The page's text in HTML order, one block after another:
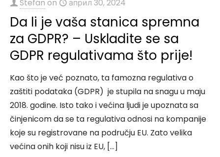
Stefan on април 30, 2024
Da li je vaša stanica spremna
za GDPR? – Uskladite se sa
GDPR regulativama što prije!
Kao što je već poznato, ta famozna regulativa o
zaštiti podataka (GDPR) je stupila na snagu u maju
2018. godine. Isto tako i većina ljudi je upoznata sa
činjenicom da se ta regulativa odnosi na kompanije
koje su registrovane na području EU. Zato velika
većina onih koji nisu iz EU, […]